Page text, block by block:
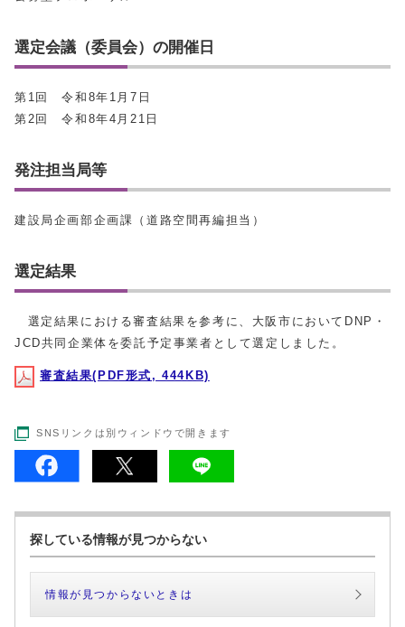
選定会議（委員会）の開催日
第1回 令和8年1月7日
第2回 令和8年4月21日
発注担当局等
建設局企画部企画課（道路空間再編担当）
選定結果
選定結果における審査結果を参考に、大阪市においてDNP・
JCD共同企業体を委託予定事業者として選定しました。
審査結果(PDF形式, 444KB)
SNSリンクは別ウィンドウで開きます
探している情報が見つからない
情報が見つからないときは